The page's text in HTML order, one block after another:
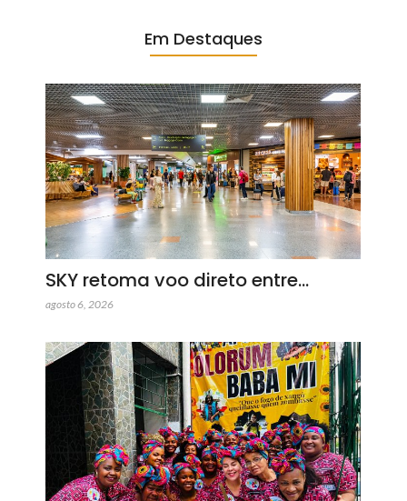
Em Destaques
SKY retoma voo direto entre…
agosto 6, 2026